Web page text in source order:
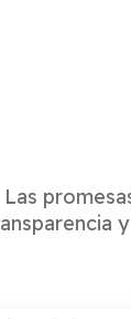
y